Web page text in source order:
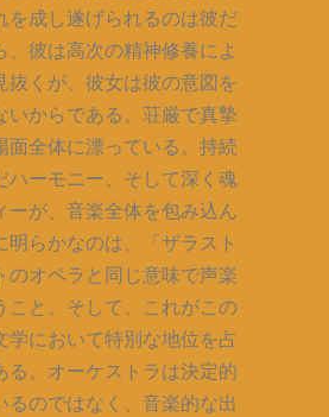
を成し遂げられるのは彼だ
、彼は高次の精神修養によ
抜くが、彼女は彼の意図を
いからである。荘厳で真摯
面全体に漂っている。持続
ハーモニー、そして深く魂
ーが、音楽全体を包み込ん
らかなのは、「ザラスト
のオペラと同じ意味で声楽
こと。そして、これがこの
学において特別な地位を占
る。オーケストラは決定的
るのではなく、音楽的な出